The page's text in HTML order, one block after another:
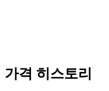
가격 히스토리